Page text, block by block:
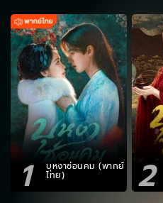
1 บุหงาซ่อนคม (พากย์
ไทย) 2